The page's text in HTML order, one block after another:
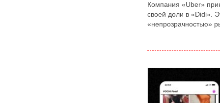
Компания «Uber»
своей доли в «Didi».
«непрозрачностью»